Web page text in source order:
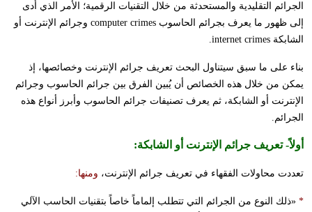
الجرائم التقليدية والمستحدثة من خلال التقنيات الرقمية؛ الأمر الذي أدى
إلى ظهور ما يعرف بجرائم الحاسوب computer crimes وجرائم الإنترنت أو
الشابكة internet crimes
.
بناء على ما سبق سيتناول البحث تعريف جرائم الإنترنت وخصائصها، إذ
يمكن من خلال هذه الخصائص أن يُبين الفرق بين جرائم الحاسوب وجرائم
الإنترنت أو الشابكة، ثم يعرف تصنيفات جرائم الحاسوب وأبرز أنواع هذه
الجرائم.
أولاً-تعريف جرائم الإنترنت أو الشابكة:
تعددت محاولات الفقهاء في تعريف جرائم الإنترنت، ومنها:
* «ذلك النوع من الجرائم التي تتطلب إلماماً خاصاً بتقنيات الحاسب الآلي